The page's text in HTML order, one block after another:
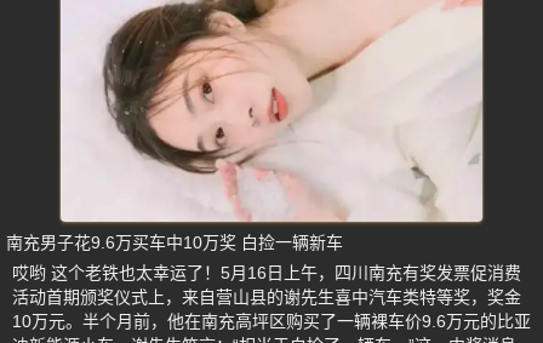
南充男子花9.6万买车中10万奖 白捡一辆新车
哎哟 这个老铁也太幸运了！5月16日上午，四川南充有奖发票促消费
活动首期颁奖仪式上，来自营山县的谢先生喜中汽车类特等奖，奖金
10万元。半个月前，他在南充高坪区购买了一辆裸车价9.6万元的比亚